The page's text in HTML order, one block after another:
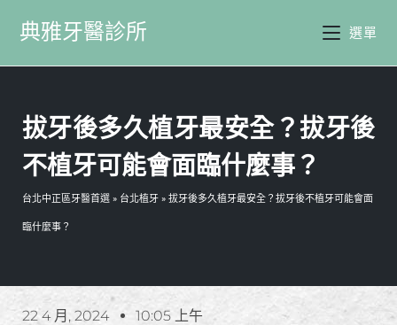
典雅牙醫診所 選單
拔牙後多久植牙最安全？拔牙後
不植牙可能會面臨什麼事？
台北中正區牙醫首選 » 台北植牙 » 拔牙後多久植牙最安全？拔牙後不植牙可能會面
臨什麼事？
22 4 月, 2024 10:05 上午